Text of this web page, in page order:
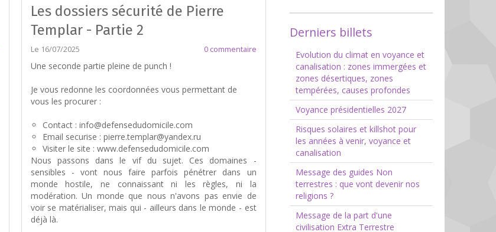
Les dossiers sécurité de Pierre
Templar - Partie 2
Le 16/07/2025 0 commentaire
Une seconde partie pleine de punch !
Je vous redonne les coordonnées vous permettant de
vous les procurer :
Contact : info@defensedudomicile.com
Email securise : pierre.templar@yandex.ru
Visiter le site : www.defensedudomicile.com
Nous passons dans le vif du sujet. Ces domaines -
sensibles - vont nous faire parfois pénétrer dans un
monde hostile, ne connaissant ni les règles, ni la
modération. Un monde que nous n'avons pas envie de
voir se matérialiser, mais qui - ailleurs dans le monde - est
déjà là.
Derniers billets
Evolution du climat en voyance et
canalisation : zones immergées et
zones désertiques, zones
tempérées, causes profondes
Voyance présidentielles 2027
Risques solaires et killshot pour
les années à venir, voyance et
canalisation
Message des guides Non
terrestres : que vont devenir nos
religions ?
Message de la part d'une
civilisation Extra Terrestre